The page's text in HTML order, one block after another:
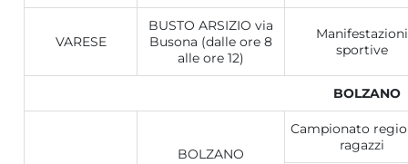
VARESE
BUSTO ARSIZIO via
Busona (dalle ore 8
alle ore 12)
Manifestazioni
sportive
BOLZANO
BOLZANO
Campionato
ragazzi